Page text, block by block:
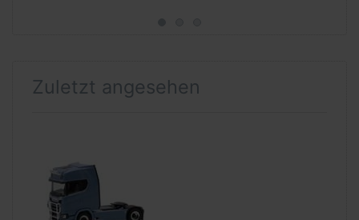
Zuletzt angesehen